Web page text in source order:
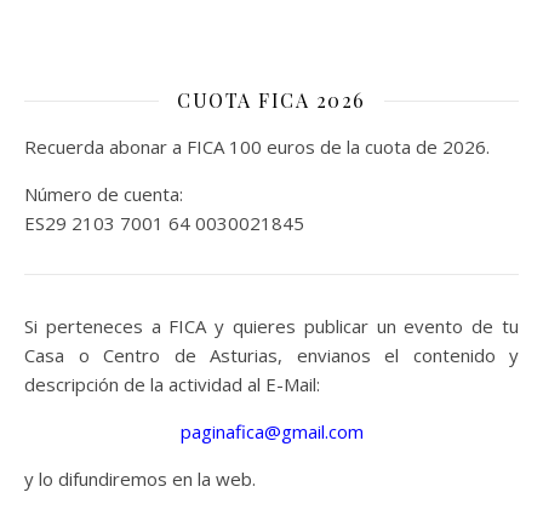
CUOTA FICA 2026
Recuerda abonar a FICA 100 euros de la cuota de 2026.
Número de cuenta:
ES29 2103 7001 64 0030021845
Si perteneces a FICA y quieres publicar un evento de tu
Casa o Centro de Asturias, envianos el contenido y
descripción de la actividad al E-Mail:
paginafica@gmail.com
y lo difundiremos en la web.